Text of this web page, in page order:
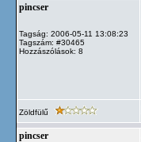
pincser
Tagság: 2006-05-11 13:08:23
Tagszám: #30465
Hozzászólások: 8
Zöldfülű
pincser